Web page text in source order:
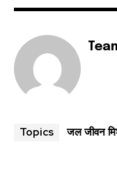
Topics जल जीवन